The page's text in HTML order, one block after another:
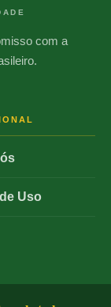
com a
Uso